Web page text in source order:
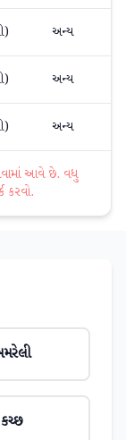
અન્ય
અન્ય
અન્ય
આવે છે. વધુ
કરવો.
કચ્છ